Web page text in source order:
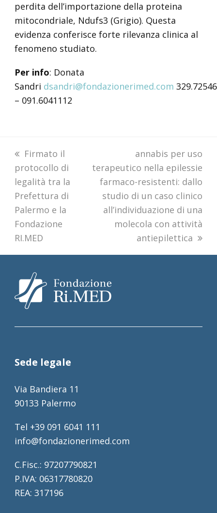
perdita dell’importazione della proteina
mitocondriale, Ndufs3 (Grigio). Questa
evidenza conferisce forte rilevanza clinica al
fenomeno studiato.
Per info: Donata
Sandri dsandri@fondazionerimed.com
– 091.6041112
previous
post:
Firmato il
protocollo di
legalità tra la
Prefettura di
Palermo e la
Fondazione
RI.MED
next
post:
annabis per uso
terapeutico nella epilessie
farmaco-resistenti: dallo
studio di un caso clinico
all’individuazione di una
molecola con attività
antiepilettica
Sede legale
Via Bandiera 11
90133 Palermo
Tel +39 091 6041 111
info@fondazionerimed.com
C.Fisc.: 97207790821
P.IVA: 06317780820
REA: 317196